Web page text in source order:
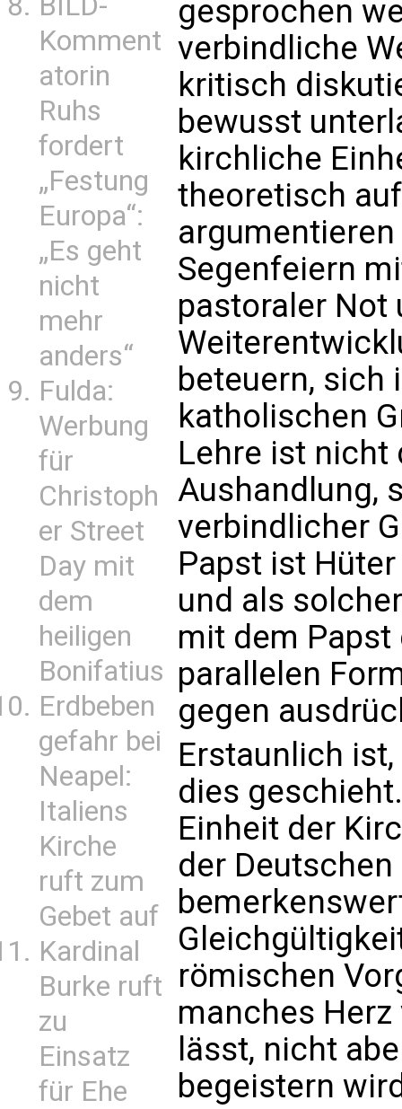
Komment
atorin
Ruhs
fordert
„Festung
Europa“:
„Es geht
nicht
mehr
anders“
Fulda:
Werbung
für
Christoph
er Street
Day mit
dem
heiligen
Bonifatius
Erdbeben
gefahr bei
Neapel:
Italiens
Kirche
ruft zum
Gebet auf
Kardinal
Burke ruft
zu
Einsatz
für Ehe
gesprochen
verbindliche
kritisch
bewusst
kirchliche
theoretisch
Segenfeiern
pastoraler Not
beteuern, sich
katholischen
Lehre ist nicht
Aushandlung,
verbindlicher
Papst ist
und als
mit dem
parallelen
gegen
Erstaunlich
dies
Einheit der
der
römischen
manches
lässt, nicht
begeistern